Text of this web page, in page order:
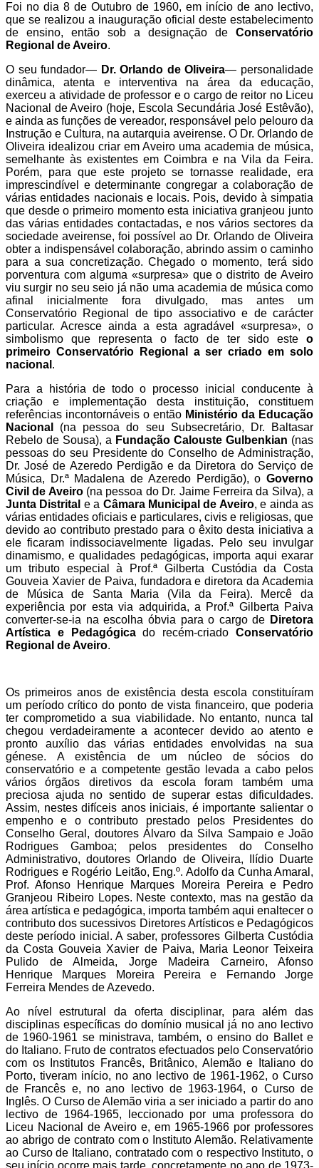
Foi no dia 8 de Outubro de 1960, em início de ano lectivo,
que se realizou a inauguração oficial deste estabelecimento
de ensino, então sob a designação de Conservatório
Regional de Aveiro.
O seu fundador— Dr. Orlando de Oliveira— personalidade
dinâmica, atenta e interventiva na área da educação,
exerceu a atividade de professor e o cargo de reitor no Liceu
Nacional de Aveiro (hoje, Escola Secundária José Estêvão),
e ainda as funções de vereador, responsável pelo pelouro da
Instrução e Cultura, na autarquia aveirense. O Dr. Orlando de
Oliveira idealizou criar em Aveiro uma academia de música,
semelhante às existentes em Coimbra e na Vila da Feira.
Porém, para que este projeto se tornasse realidade, era
imprescindível e determinante congregar a colaboração de
várias entidades nacionais e locais. Pois, devido à simpatia
que desde o primeiro momento esta iniciativa granjeou junto
das várias entidades contactadas, e nos vários sectores da
sociedade aveirense, foi possível ao Dr. Orlando de Oliveira
obter a indispensável colaboração, abrindo assim o caminho
para a sua concretização. Chegado o momento, terá sido
porventura com alguma «surpresa» que o distrito de Aveiro
viu surgir no seu seio já não uma academia de música como
afinal inicialmente fora divulgado, mas antes um
Conservatório Regional de tipo associativo e de carácter
particular. Acresce ainda a esta agradável «surpresa», o
simbolismo que representa o facto de ter sido este o
primeiro Conservatório Regional a ser criado em solo
nacional .
Para a história de todo o processo inicial conducente à
criação e implementação desta instituição, constituem
referências incontornáveis o então Ministério da Educação
Nacional
(na pessoa do seu Subsecretário, Dr. Baltasar
Rebelo de Sousa), a Fundação Calouste Gulbenkian (nas
pessoas do seu Presidente do Conselho de Administração,
Dr. José de Azeredo Perdigão e da Diretora do Serviço de
Música, Dr.ª Madalena de Azeredo Perdigão), o Governo
Civil de Aveiro(na pessoa do Dr. Jaime Ferreira da Silva), a
Junta Distrital e a Câmara Municipal de Aveiro, e ainda as
várias entidades oficiais e particulares, civis e religiosas, que
devido ao contributo prestado para o êxito desta iniciativa a
ele ficaram indissociavelmente ligadas. Pelo seu invulgar
dinamismo, e qualidades pedagógicas, importa aqui exarar
um tributo especial à Prof.ª Gilberta Custódia da Costa
Gouveia Xavier de Paiva, fundadora e diretora da Academia
de Música de Santa Maria (Vila da Feira). Mercê da
experiência por esta via adquirida, a Prof.ª Gilberta Paiva
converter-se-ia na escolha óbvia para o cargo de Diretora
Artística e Pedagógicado recém-criadoConservatório
Regional de Aveiro.
Os primeiros anos de existência desta escola constituíram
um período crítico do ponto de vista financeiro, que poderia
ter comprometido a sua viabilidade. No entanto, nunca tal
chegou verdadeiramente a acontecer devido ao atento e
pronto auxílio das várias entidades envolvidas na sua
génese. A existência de um núcleo de sócios do
conservatório e a competente gestão levada a cabo pelos
vários órgãos diretivos da escola foram também uma
preciosa ajuda no sentido de superar estas dificuldades.
Assim, nestes difíceis anos iniciais, é importante salientar o
empenho e o contributo prestado pelos Presidentes do
Conselho Geral, doutores Álvaro da Silva Sampaio e João
Rodrigues Gamboa; pelos presidentes do Conselho
Administrativo, doutores Orlando de Oliveira, Ilídio Duarte
Rodrigues e Rogério Leitão, Eng.º. Adolfo da Cunha Amaral,
Prof. Afonso Henrique Marques Moreira Pereira e Pedro
Granjeou Ribeiro Lopes. Neste contexto, mas na gestão da
área artística e pedagógica, importa também aqui enaltecer o
contributo dos sucessivos Diretores Artísticos e Pedagógicos
deste período inicial. A saber, professores Gilberta Custódia
da Costa Gouveia Xavier de Paiva, Maria Leonor Teixeira
Pulido de Almeida, Jorge Madeira Carneiro, Afonso
Henrique Marques Moreira Pereira e Fernando Jorge
Ferreira Mendes de Azevedo.
Ao nível estrutural da oferta disciplinar, para além das
disciplinas específicas do domínio musical já no ano lectivo
de 1960-1961 se ministrava, também, o ensino do Ballet e
do Italiano. Fruto de contratos efectuados pelo Conservatório
com os Institutos Francês, Britânico, Alemão e Italiano do
Porto, tiveram início, no ano lectivo de 1961-1962, o Curso
de Francês e, no ano lectivo de 1963-1964, o Curso de
Inglês. O Curso de Alemão viria a ser iniciado a partir do ano
lectivo de 1964-1965, leccionado por uma professora do
Liceu Nacional de Aveiro e, em 1965-1966 por professores
ao abrigo de contrato com o Instituto Alemão. Relativamente
ao Curso de Italiano, contratado com o respectivo Instituto, o
seu início ocorre mais tarde, concretamente no ano de 1973-